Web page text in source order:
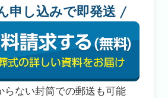
申し込みで即発送
らない封筒での郵送も可能